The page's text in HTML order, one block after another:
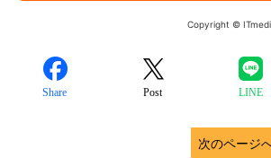
Copyright ©
Share Post LINE
次のページ